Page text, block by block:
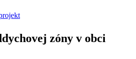
zóny v obci